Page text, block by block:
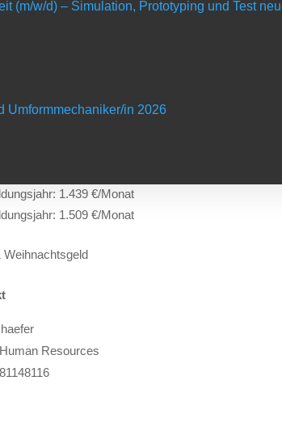
(m/w/d) – Simulation, Prototyping und Test
Umformmechaniker/in 2026
Woche & flexibles Arbeitszeitkonto & 6 Wochen
1.439 €/Monat
1.509 €/Monat
Weihnachtsgeld
Resources